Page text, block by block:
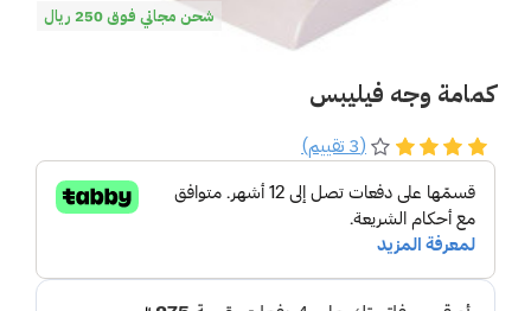
شحن مجاني فوق 250 ريال
كمامة وجه فيليبس
(3 تقييم)